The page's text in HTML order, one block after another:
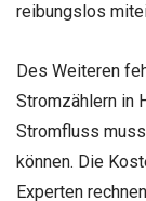
reibungslos
Des Weiteren
Stromzählern in
Stromfluss
können. Die
Experten